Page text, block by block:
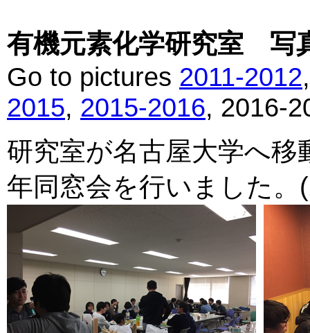
有機元素化学研究室 写
Go to pictures 2011-2012
2015, 2015-2016, 2016-
研究室が名古屋大学へ
年同窓会を行いました。